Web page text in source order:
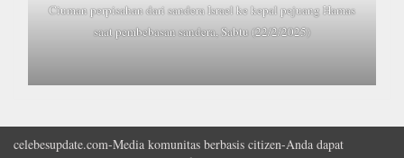
Ciuman perpisahan dari sandera Israel ke kepal pejuang Hamas
saat pembebasan sandera, Sabtu (22/2/2025)
celebesupdate.com-Media komunitas berbasis citizen-Anda dapat